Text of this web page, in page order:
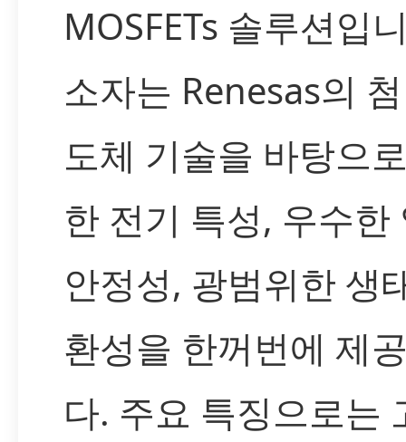
MOSFETs 솔루션입
소자는 Renesas의
도체 기술을 바탕으
한 전기 특성, 우수한
안정성, 광범위한 생
환성을 한꺼번에 제
다. 주요 특징으로는